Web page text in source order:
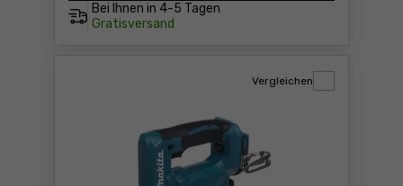
Bei Ihnen in 4-5 Tagen
Gratisversand
Vergleichen